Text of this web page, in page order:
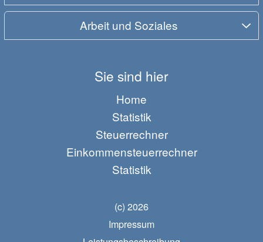
Arbeit und Soziales
Sie sind hier
Home
Statistik
Steuerrechner
Einkommensteuerrechner
Statistik
(c) 2026
Impressum